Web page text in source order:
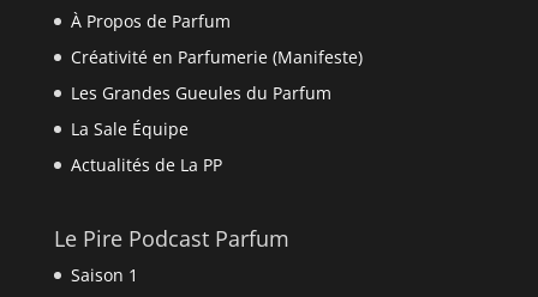
À Propos de Parfum
Créativité en Parfumerie (Manifeste)
Les Grandes Gueules du Parfum
La Sale Équipe
Actualités de La PP
Le Pire Podcast Parfum
Saison 1